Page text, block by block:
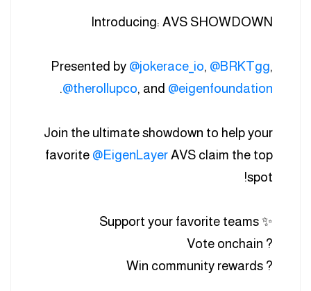
Introducing: AVS SHOWDOWN
Presented by @jokerace_io, @BRKTgg,
@therollupco, and @eigenfoundation
.
Join the ultimate showdown to help your
favorite @EigenLayerAVS claim the top
spot!
✨ Support your favorite teams
? Vote onchain
? Win community rewards